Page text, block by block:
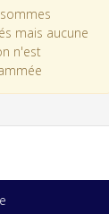
mais aucune
n'est